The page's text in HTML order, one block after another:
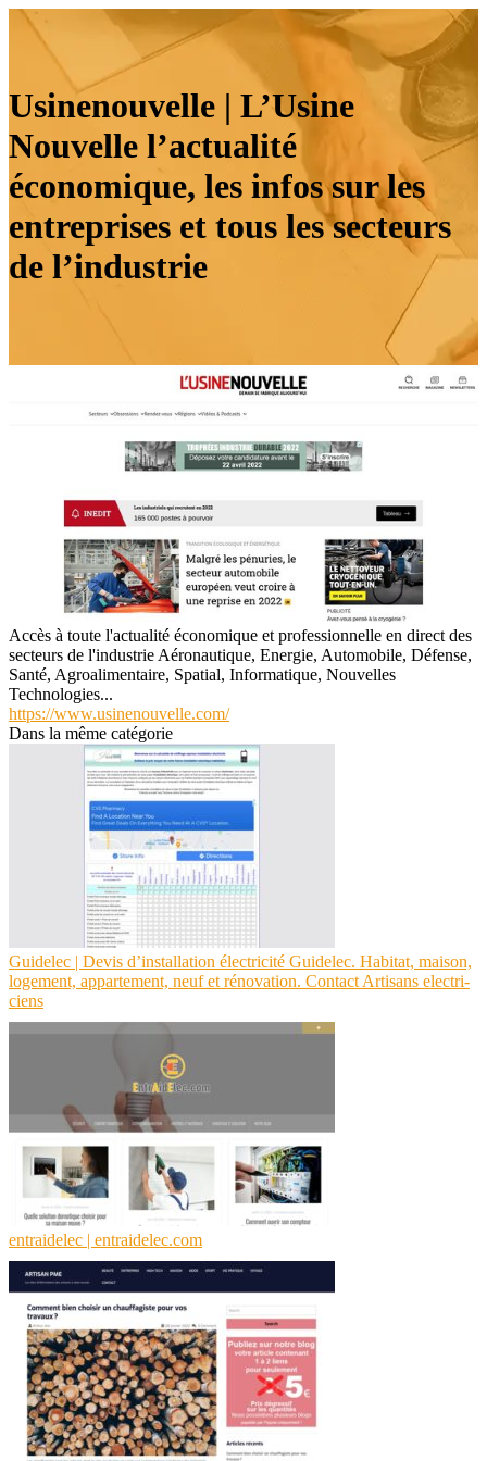
Usinenou­vel­le | L’Usine
Nouvelle l’actualité
économique, les infos sur les
entreprises et tous les secteurs
de l’industrie
Accès à toute l'actualité économique et professionnelle en direct des
secteurs de l'industrie Aéronautique, Energie, Automobile, Défense,
Santé, Agroalimentaire, Spatial, Informatique, Nouvelles
Technologies...
https://www.usinenouvelle.com/
Dans la même catégorie
Guidelec | Devis d’instal­la­tion électricité Guidelec. Habitat, maison,
logement, appartement, neuf et rénovation. Contact Artisans electri­
ciens
entraidelec | entraidelec.com